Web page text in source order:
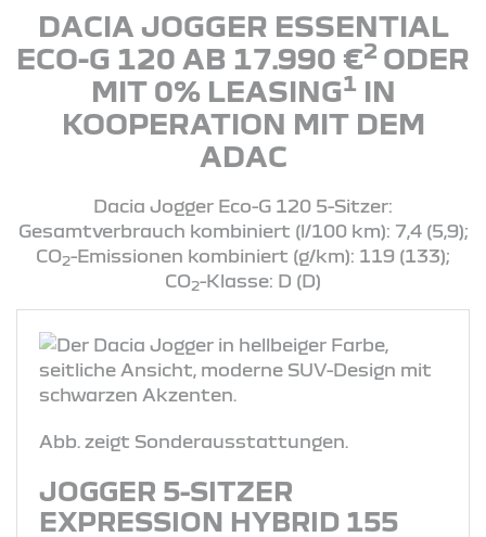
DACIA JOGGER ESSENTIAL
ECO-G 120 AB 17.990 €2 ODER
MIT 0% LEASING1IN
KOOPERATION MIT DEM
ADAC
Dacia Jogger Eco-G 120 5-Sitzer:
Gesamtverbrauch kombiniert (l/100 km): 7,4 (5,9);
CO2-Emissionen kombiniert (g/km): 119 (133);
CO2-Klasse: D (D)
Abb. zeigt Sonderausstattungen.
JOGGER 5-SITZER
EXPRESSION HYBRID 155